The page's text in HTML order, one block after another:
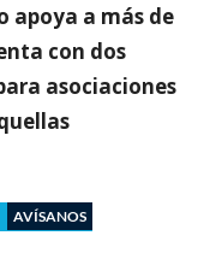
apoya a más de
con dos
asociaciones
AVÍSANOS